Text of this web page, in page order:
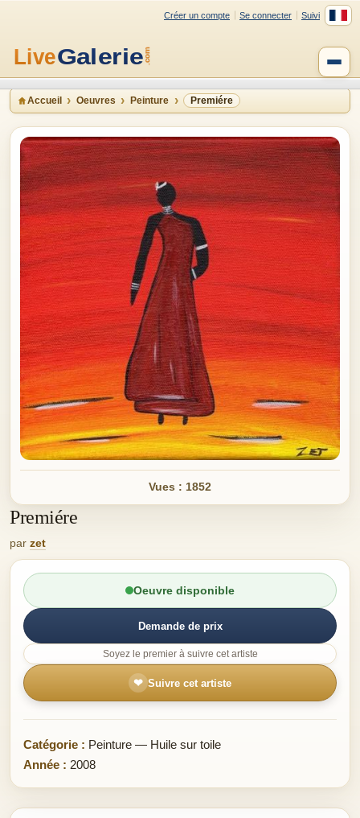
Créer un compte Se connecter Suivi
Accueil Oeuvres Peinture Premiére
Vues : 1852
Premiére
par zet
Oeuvre disponible
Demande de prix
Soyez le premier à suivre cet artiste
❤ Suivre cet artiste
Catégorie : Peinture — Huile sur toile
Année : 2008